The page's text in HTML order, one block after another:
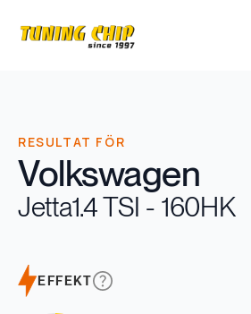
RESULTAT FÖR
Volkswagen
Jetta1.4 TSI - 160HK
EFFEKT